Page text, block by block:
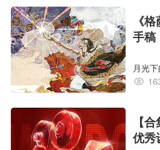
《
手稿
月光
【
优秀